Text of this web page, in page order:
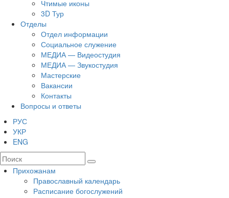
Чтимые иконы
3D Тур
Отделы
Отдел информации
Социальное служение
МЕДИА — Видеостудия
МЕДИА — Звукостудия
Мастерские
Вакансии
Контакты
Вопросы и ответы
РУС
УКР
ENG
Прихожанам
Православный календарь
Расписание богослужений